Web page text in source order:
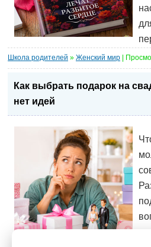
Школа родителей » Женский мир |
Как выбрать подарок на
нет идей